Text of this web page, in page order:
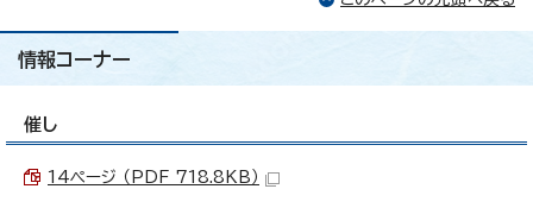
情報コーナー
催し
14ページ （PDF 718.8KB）